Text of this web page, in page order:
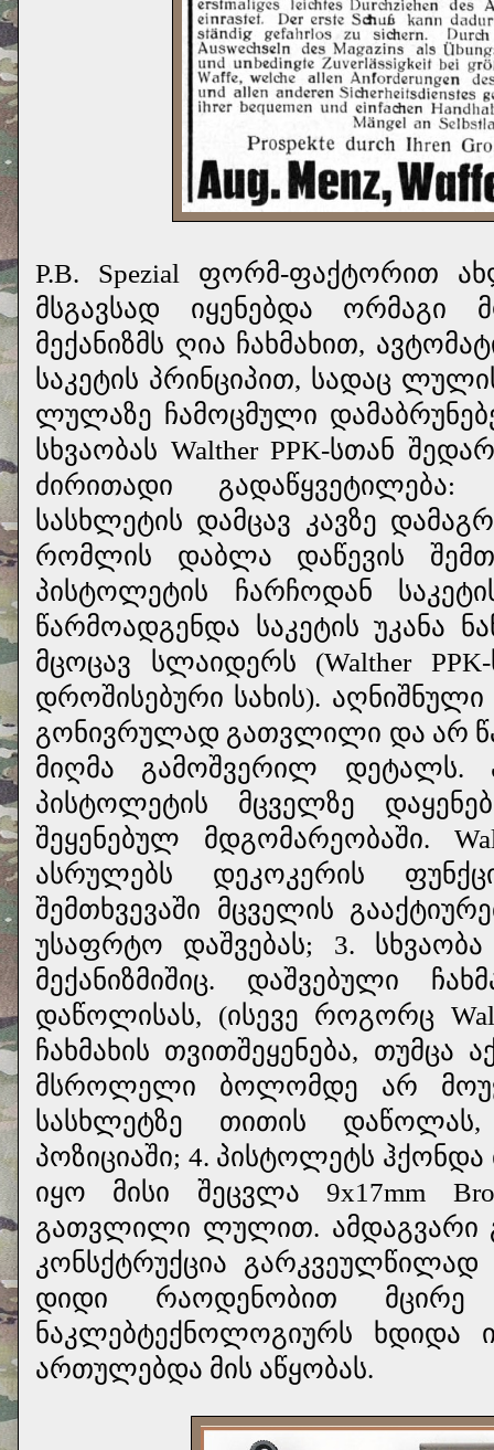
P.B. Spezial ფორმ-ფაქტორით
მსგავსად იყენებდა ორმაგი
მექანიზმს ღია ჩახმახით,
საკეტის პრინციპით, სადაც
ლულაზე ჩამოცმული
სხვაობას Walther PPK‑სთან
ძირითადი
სასხლეტის დამცავ კავზე
რომლის დაბლა დაწევის
პისტოლეტის ჩარჩოდან
წარმოადგენდა საკეტის უკანა
მცოცავ სლაიდერს (Walther
დროშისებური სახის).
გონივრულად გათვლილი და არ
მიღმა გამოშვერილ დეტალს.
პისტოლეტის მცველზე
შეყენებულ მდგომარეობაში.
ასრულებს დეკოკერის
შემთხვევაში მცველის
უსაფრტო დაშვებას; 3.
მექანიზმიშიც. დაშვებული
დაწოლისას, (ისევე როგორც
ჩახმახის თვითშეყენება,
მსროლელი ბოლომდე არ
სასხლეტზე თითის დაწოლას,
პოზიციაში; 4. პისტოლეტს
იყო მისი შეცვლა 9x17mm
გათვლილი ლულით. ამდაგვარი
კონსქტრუქცია
დიდი რაოდენობით მცირე
ნაკლებტექნოლოგიურს ხდიდა
ართულებდა მის აწყობას.